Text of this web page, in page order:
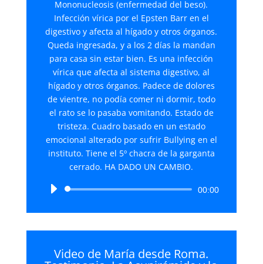
Mononucleosis (enfermedad del beso).
Infección vírica por el Epsten Barr en el
digestivo y afecta al hígado y otros órganos.
Queda ingresada, y a los 2 días la mandan
para casa sin estar bien. Es una infección
vírica que afecta al sistema digestivo, al
hígado y otros órganos. Padece de dolores
de vientre, no podía comer ni dormir, todo
el rato se lo pasaba vomitando. Estado de
tristeza. Cuadro basado en un estado
emocional alterado por sufrir Bullying en el
instituto. Tiene el 5º chacra de la garganta
cerrado. HA DADO UN CAMBIO.
Reproductor
audio
00:00
Video de María desde Roma.